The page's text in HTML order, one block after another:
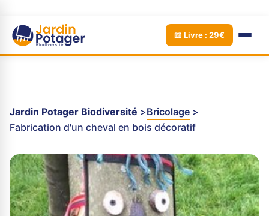
📖 Livre : 29€
Jardin Potager Biodiversité
Bricolage
Fabrication d'un cheval en bois décoratif